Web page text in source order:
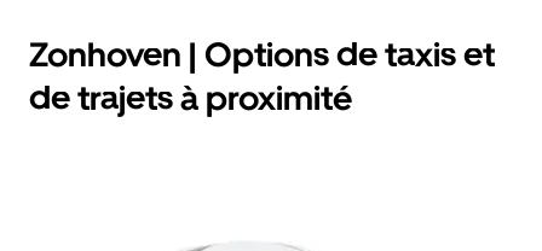
Zonhoven | Options de taxis et
de trajets à proximité